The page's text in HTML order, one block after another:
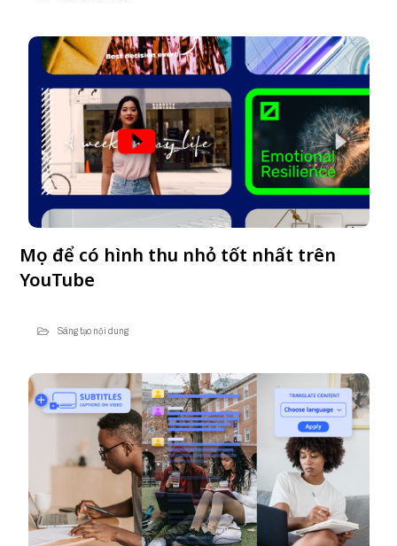
Mẹo để có hình thu nhỏ tốt nhất trên
YouTube
Sáng tạo nội dung